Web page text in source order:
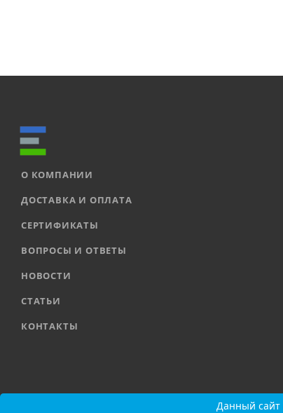
О КОМПАНИИ
ДОСТАВКА И ОПЛАТА
СЕРТИФИКАТЫ
ВОПРОСЫ И ОТВЕТЫ
НОВОСТИ
СТАТЬИ
КОНТАКТЫ
Карта сайтаДанный сайт